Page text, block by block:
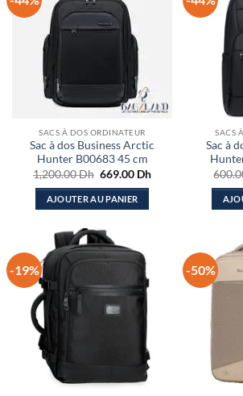
SACS À DOS ORDINATEUR
Sac à dos Business Arctic
Hunter B00683 45 cm
1,200.00Dh Le
initial
était :
669.00 DhLe
AJOUTER AU PANIER
SACS
Sac à
-19% -50%